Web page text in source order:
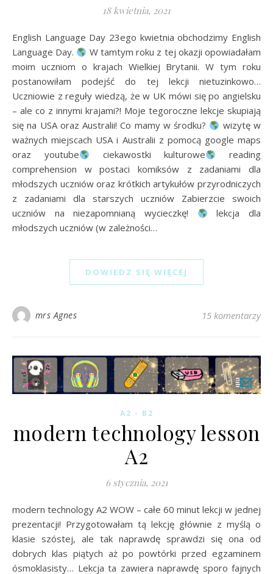
18 kwietnia, 2021
English Language Day 23ego kwietnia obchodzimy English
Language Day.
W tamtym roku z tej okazji opowiadałam
moim uczniom o krajach Wielkiej Brytanii. W tym roku
postanowiłam podejść do tej lekcji nietuzinkowo…
Uczniowie z reguły wiedzą, że w UK mówi się po angielsku
– ale co z innymi krajami?! Moje tegoroczne lekcje skupiają
się na USA oraz Australii! Co mamy w środku?
wizytę w
ważnych miejscach USA i Australii z pomocą google maps
oraz youtube
ciekawostki kulturowe
reading
comprehension w postaci komiksów z zadaniami dla
młodszych uczniów oraz krótkich artykułów przyrodniczych
z zadaniami dla starszych uczniów Zabierzcie swoich
uczniów na niezapomnianą wycieczkę!
lekcja dla
młodszych uczniów (w zależności…
DOWIEDZ SIĘ WIĘCEJ
mrs Agnes 15 komentarzy
A2 - B2
modern technology lesson
A2
6 stycznia, 2021
modern technology A2 WOW – całe 60 minut lekcji w jednej
prezentacji! Przygotowałam tą lekcję głównie z myślą o
klasie szóstej, ale tak naprawdę sprawdzi się ona od
dobrych klas piątych aż po powtórki przed egzaminem
ósmoklasisty… Lekcja ta zawiera naprawdę sporo fajnych